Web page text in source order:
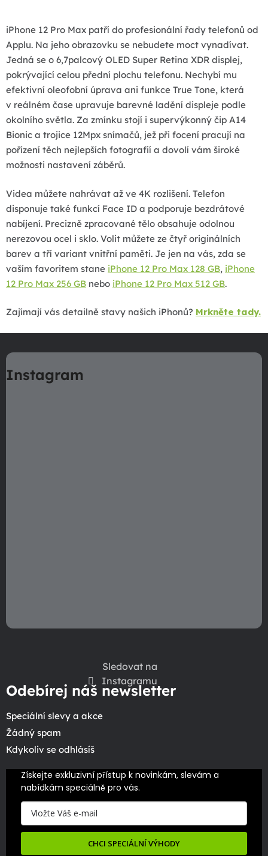
a
c
í
p
r
v
k
y
v
ý
i
s
u
iPhone 12 Pro Max patří do profesionální řady telefonů od
Applu. Na jeho obrazovku se nebudete moct vynadívat.
Jedná se o 6,7palcový OLED Super Retina XDR displej,
pokrývající celou přední plochu telefonu. Nechybí mu
efektivní oleofobní úprava ani funkce True Tone, která
v reálném čase upravuje barevné ladění displeje podle
okolního světla. Za zmínku stojí i supervýkonný čip A14
Bionic a trojice 12Mpx snímačů, jež při focení pracují na
pořízení těch nejlepších fotografií a dovolí vám široké
možnosti nastavení záběrů.
Videa můžete nahrávat až ve 4K rozlišení. Telefon
disponuje také funkcí Face ID a podporuje bezdrátové
nabíjení. Precizně zpracované tělo obsahuje odolnou
nerezovou ocel i sklo. Volit můžete ze čtyř originálních
barev a tří variant vnitřní paměti. Je jen na vás, zda se
vaším favoritem stane iPhone 12 Pro Max 128 GB, iPhone
12 Pro Max 256 GB nebo iPhone 12 Pro Max 512 GB.
Zajímají vás detailně stavy našich iPhonů? Mrkněte tady.
á
pInstagram
Sledovat na
Instagramu
Odebírej náš newsletter
Speciální slevy a akce
Žádný spam
Kdykoliv se odhlásíš
Získejte exkluzivní přístup k novinkám, slevám a
nabídkám speciálně pro vás.
CHCI SPECIÁLNÍ VÝHODY